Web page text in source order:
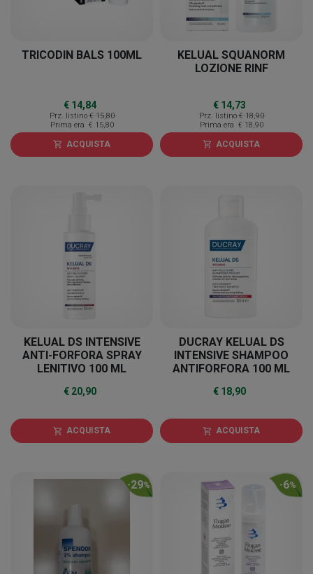
TRICODIN BALS 100ML
€ 14,84
Prz. listino € 15,80
Prima era € 15,80
shopping_cart ACQUISTA
KELUAL SQUANORM
LOZIONE RINF
€ 14,73
Prz. listino € 18,90
Prima era € 18,90
shopping_cart ACQUISTA
KELUAL DS INTENSIVE
ANTI-FORFORA SPRAY
LENITIVO 100 ML
€ 20,90
shopping_cart ACQUISTA
DUCRAY KELUAL DS
INTENSIVE SHAMPOO
ANTIFORFORA 100 ML
€ 18,90
shopping_cart ACQUISTA
-29% -6%